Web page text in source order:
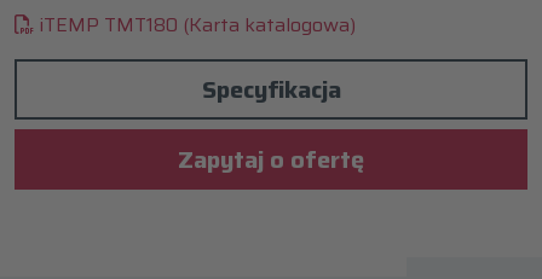
iTEMP TMT180 (Karta katalogowa)
Specyfikacja
Zapytaj o ofertę